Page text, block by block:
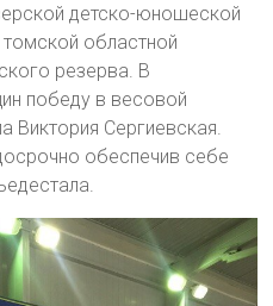
детско-юношеской
областной
резерва. В
победу в весовой
Виктория Сергиевская.
обеспечив себе